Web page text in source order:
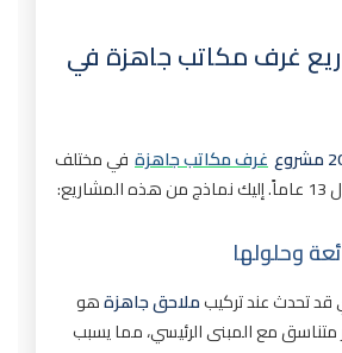
غرف مكاتب جاهزة في
غرف مكاتب جاهزة في مختلف
وحلولها
قد تحدث عند تركيبملاحق جاهزةهو
متناسق مع المبنى الرئيسي، مما يسبب